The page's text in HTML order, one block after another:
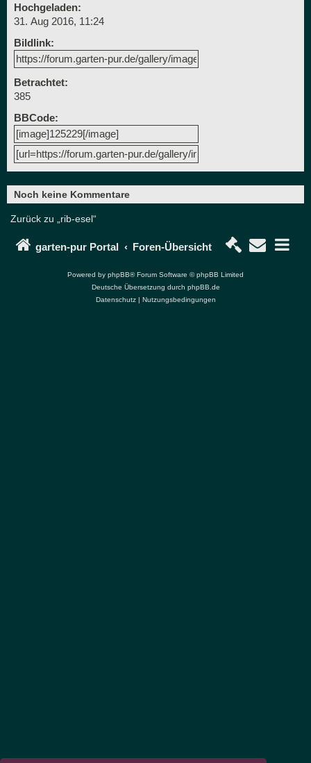
Hochgeladen:
31. Aug 2016, 11:24
Bildlink:
Betrachtet:
385
BBCode:
Noch keine Kommentare
Zurück zu „rib-esel“
garten-pur Portal Foren-Übersicht
Powered by phpBB® Forum Software © phpBB Limited
Deutsche Übersetzung durch phpBB.de
Datenschutz| Nutzungsbedingungen